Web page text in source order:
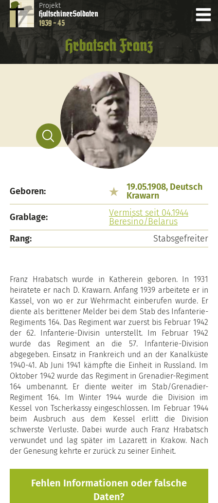
Projekt
HultschinerSoldaten
1939 - 45
Hrbatsch Franz
Geboren:
19.05.1908, Deutsch
Krawarn
Grablage:
Vermisst seit 04.1944
Beresino/Belarus
Rang:
Stabsgefreiter
Franz Hrabatsch wurde in Katherein geboren. In 1931
heiratete er nach D. Krawarn. Anfang 1939 arbeitete er in
Kassel, von wo er zur Wehrmacht einberufen wurde. Er
diente als berittener Melder bei dem Stab des Infanterie-
Regiments 164. Das Regiment war zuerst bis Februar 1942
der 62. Infanterie-Divisin unterstellt. Im Februar 1942
wurde das Regiment an die 57. Infanterie-Division
abgegeben. Einsatz in Frankreich und an der Kanalküste
1940-41. Ab Juni 1941 kämpfte die Einheit in Russland. Im
Oktober 1942 wurde das Regiment in Grenadier-Regiment
164 umbenannt. Er diente weiter im Stab/Grenadier-
Regiment 164. Im Winter 1944 wurde die Division im
Kessel von Tscherkassy eingeschlossen. Im Februar 1944
beim Ausbruch aus dem Kessel erlitt die Division
schwerste Verluste. Dabei wurde auch Franz Hrabatsch
verwundet und lag später im Lazarett in Krakow. Nach
der Genesung kehrte er zurück zu seiner Einheit.
Fehlen Informationen oder falsche
Daten?